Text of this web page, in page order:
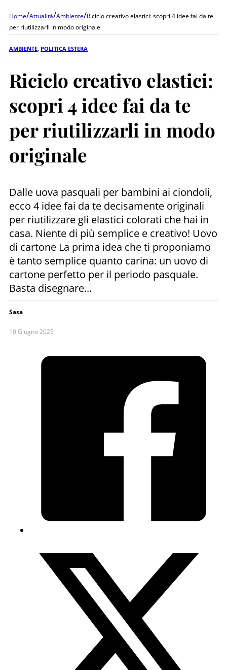
Home/Attualità/Ambiente/Riciclo creativo elastici: scopri 4 idee fai da te
per riutilizzarli in modo originale
AMBIENTE POLITICA ESTERA
Riciclo creativo elastici:
scopri 4 idee fai da te
per riutilizzarli in modo
originale
Dalle uova pasquali per bambini ai ciondoli,
ecco 4 idee fai da te decisamente originali
per riutilizzare gli elastici colorati che hai in
casa. Niente di più semplice e creativo! Uovo
di cartone La prima idea che ti proponiamo
è tanto semplice quanto carina: un uovo di
cartone perfetto per il periodo pasquale.
Basta disegnare...
Sasa
10 Giugno 2025